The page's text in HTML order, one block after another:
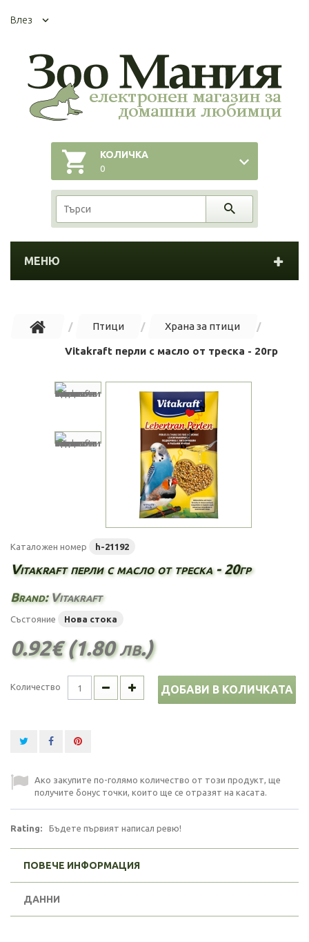
Влез
КОЛИЧКА
0
МЕНЮ
Птици Храна за птици
Vitakraft перли с масло от треска - 20гр
Каталожен номер h-21192
Vitakraft перли с масло от треска - 20гр
Brand: Vitakraft
Състояние Нова стока
0.92€ (1.80 лв.)
Количество ДОБАВИ В КОЛИЧКАТА
Ако закупите по-голямо количество от този продукт, ще
получите бонус точки, които ще се отразят на касата.
Rating: Бъдете първият написал ревю!
ПОВЕЧЕ ИНФОРМАЦИЯ
ДАННИ